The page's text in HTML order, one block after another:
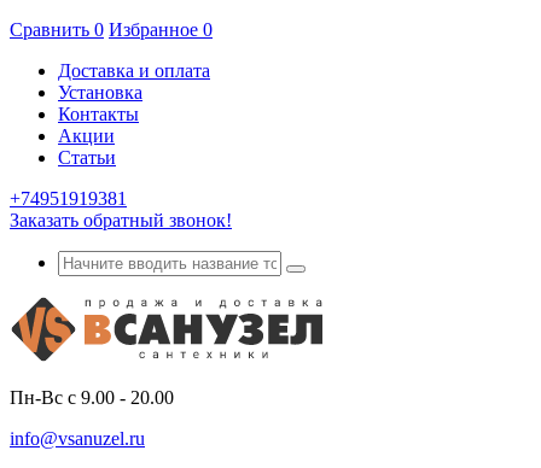
Сравнить 0 Избранное 0
Доставка и оплата
Установка
Контакты
Акции
Статьи
+74951919381
Заказать обратный звонок!
Пн-Вс с 9.00 - 20.00
info@vsanuzel.ru